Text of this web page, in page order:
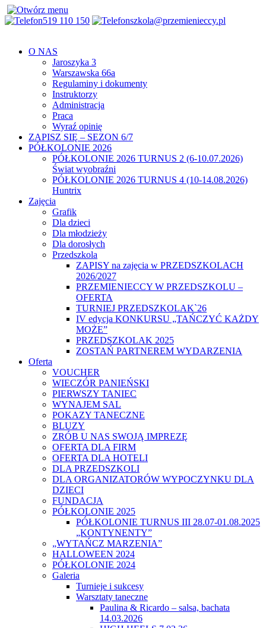
519 110 150 szkola@przemienieccy.pl
O NAS
Jaroszyka 3
Warszawska 66a
Regulaminy i dokumenty
Instruktorzy
Administracja
Praca
Wyraź opinię
ZAPISZ SIĘ – SEZON 6/7
PÓŁKOLONIE 2026
PÓŁKOLONIE 2026 TURNUS 2 (6-10.07.2026)
Świat wyobraźni
PÓŁKOLONIE 2026 TURNUS 4 (10-14.08.2026)
Huntrix
Zajęcia
Grafik
Dla dzieci
Dla młodzieży
Dla dorosłych
Przedszkola
ZAPISY na zajęcia w PRZEDSZKOLACH
2026/2027
PRZEMIENIECCY W PRZEDSZKOLU –
OFERTA
TURNIEJ PRZEDSZKOLAK`26
IV edycja KONKURSU „TAŃCZYĆ KAŻDY
MOŻE”
PRZEDSZKOLAK 2025
ZOSTAŃ PARTNEREM WYDARZENIA
Oferta
VOUCHER
WIECZÓR PANIEŃSKI
PIERWSZY TANIEC
WYNAJEM SAL
POKAZY TANECZNE
BLUZY
ZRÓB U NAS SWOJĄ IMPREZĘ
OFERTA DLA FIRM
OFERTA DLA HOTELI
DLA PRZEDSZKOLI
DLA ORGANIZATORÓW WYPOCZYNKU DLA
DZIECI
FUNDACJA
PÓŁKOLONIE 2025
PÓŁKOLONIE TURNUS III 28.07-01.08.2025
„KONTYNENTY”
„WYTAŃCZ MARZENIA”
HALLOWEEN 2024
PÓŁKOLONIE 2024
Galeria
Turnieje i sukcesy
Warsztaty taneczne
Paulina & Ricardo – salsa, bachata
14.03.2026